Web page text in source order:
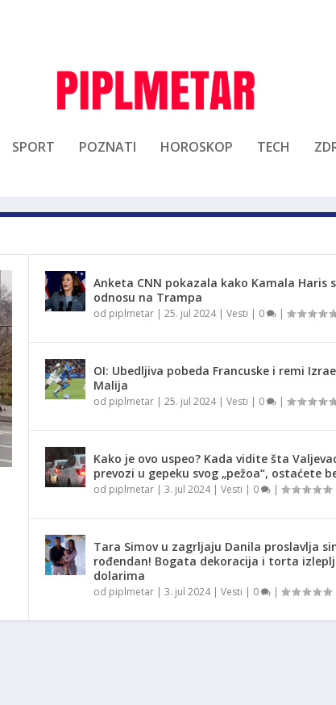
SPORT POZNATI HOROSKOP TECH
Anketa CNN pokazala kako Kamala Haris
odnosu na Trampa
od piplmetar| 25. jul 2024| Vesti | 0 |
OI: Ubedljiva pobeda Francuske i remi
Malija
od piplmetar| 25. jul 2024| Vesti | 0 |
Kako je ovo uspeo? Kada vidite šta
prevozi u gepeku svog „pežoa“, ostaćete
od piplmetar| 3. jul 2024| Vesti | 0 |
Tara Simov u zagrljaju Danila proslavlja
rođendan! Bogata dekoracija i torta
dolarima
od piplmetar| 3. jul 2024| Vesti | 0 |